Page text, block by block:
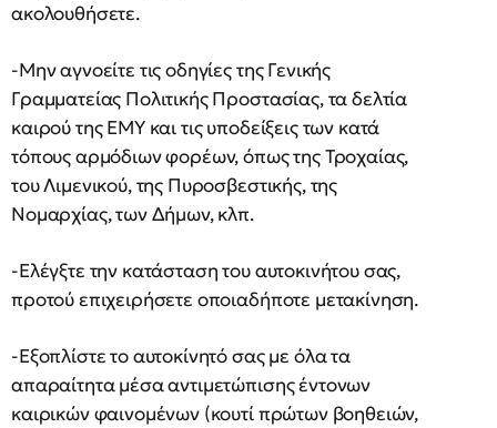
ακολουθήσετε.
-Μην αγνοείτε τις οδηγίες της Γενικής
Γραµµατείας Πολιτικής Προστασίας, τα δελτία
καιρού της ΕΜΥ και τις υποδείξεις των κατά
τόπους αρµόδιων φορέων, όπως της Τροχαίας,
του Λιµενικού, της Πυροσβεστικής, της
Νομαρχίας, των Δήμων, κλπ.
-Ελέγξτε την κατάσταση του αυτοκινήτου σας,
προτού επιχειρήσετε οποιαδήποτε µετακίνηση.
-Εξοπλίστε το αυτοκίνητό σας µε όλα τα
απαραίτητα µέσα αντιµετώπισης έντονων
καιρικών φαινοµένων (κουτί πρώτων βοηθειών,